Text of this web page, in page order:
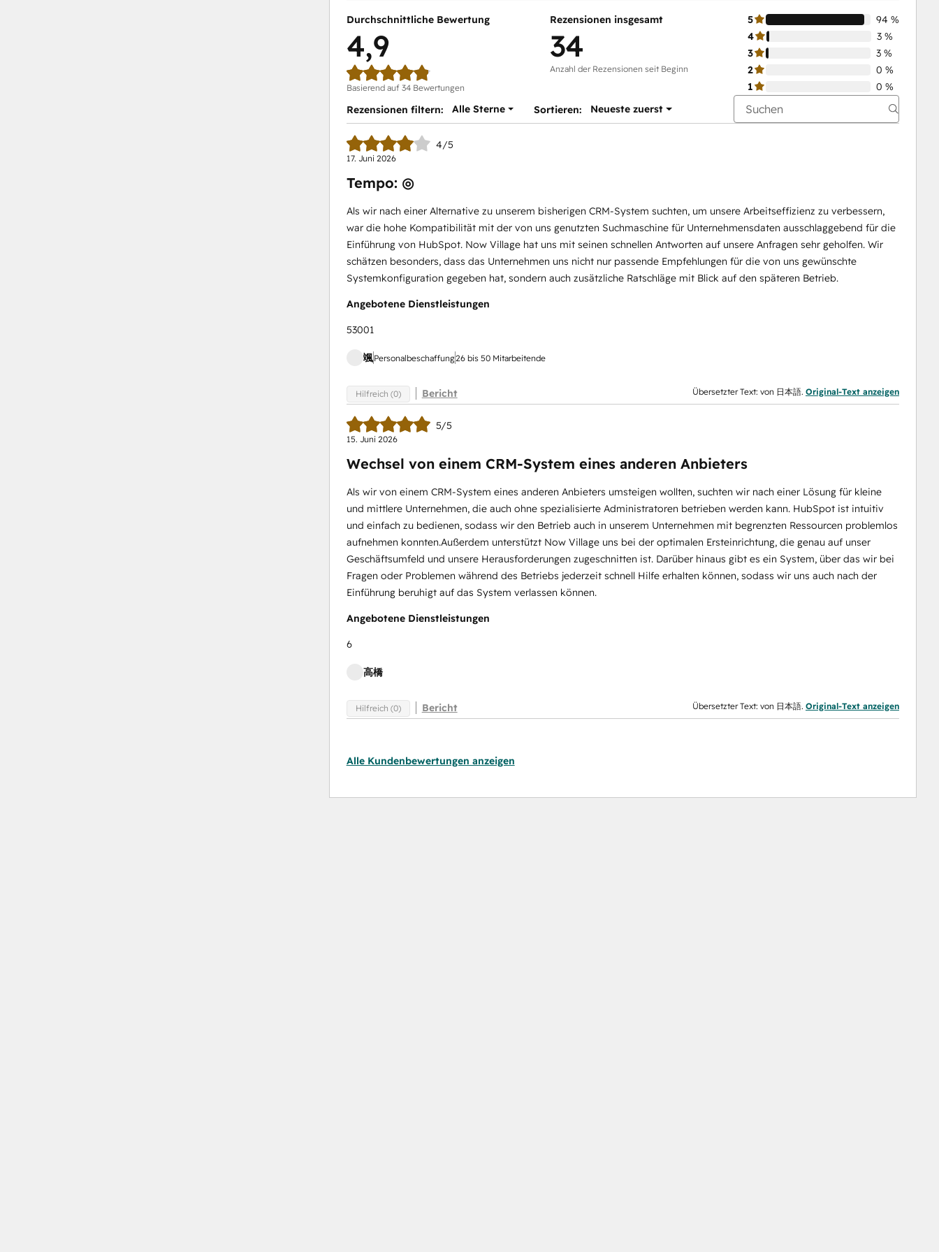
Durchschnittliche Bewertung
4,9
Basierend auf 34 Bewertungen
Rezensionen insgesamt
34
Anzahl der Rezensionen seit Beginn
5
94 %
4
3 %
3
3 %
2
0 %
1
0 %
Rezensionen filtern:
Alle Sterne Sortieren: Neueste zuerst
4/5
17. Juni 2026
Tempo: ◎
Als wir nach einer Alternative zu unserem bisherigen CRM-System suchten, um unsere Arbeitseffizienz zu verbessern,
war die hohe Kompatibilität mit der von uns genutzten Suchmaschine für Unternehmensdaten ausschlaggebend für die
Einführung von HubSpot. Now Village hat uns mit seinen schnellen Antworten auf unsere Anfragen sehr geholfen. Wir
schätzen besonders, dass das Unternehmen uns nicht nur passende Empfehlungen für die von uns gewünschte
Systemkonfiguration gegeben hat, sondern auch zusätzliche Ratschläge mit Blick auf den späteren Betrieb.
Angebotene Dienstleistungen
53001
颯Personalbeschaffung26 bis 50 Mitarbeitende
Hilfreich (0) Bericht Übersetzter Text: von 日本語. Original-Text anzeigen
5/5
15. Juni 2026
Wechsel von einem CRM-System eines anderen Anbieters
Als wir von einem CRM-System eines anderen Anbieters umsteigen wollten, suchten wir nach einer Lösung für kleine
und mittlere Unternehmen, die auch ohne spezialisierte Administratoren betrieben werden kann. HubSpot ist intuitiv
und einfach zu bedienen, sodass wir den Betrieb auch in unserem Unternehmen mit begrenzten Ressourcen problemlos
aufnehmen konnten.Außerdem unterstützt Now Village uns bei der optimalen Ersteinrichtung, die genau auf unser
Geschäftsumfeld und unsere Herausforderungen zugeschnitten ist. Darüber hinaus gibt es ein System, über das wir bei
Fragen oder Problemen während des Betriebs jederzeit schnell Hilfe erhalten können, sodass wir uns auch nach der
Einführung beruhigt auf das System verlassen können.
Angebotene Dienstleistungen
6
高橋
Hilfreich (0) Bericht Übersetzter Text: von 日本語. Original-Text anzeigen
Alle Kundenbewertungen anzeigen